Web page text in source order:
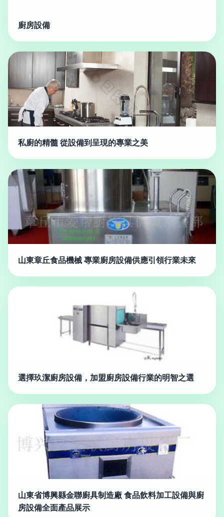
廚房設備
私廚的精髓 從設備到呈現的專業之美
山東章丘食品機械 專業廚房設備供應引領行業未來
選擇玖潔廚房設備，加盟廚房設備行業的明智之選
山東省博興縣金聯廚具制造廠 食品飲料加工設備與廚
房設備全面產品展示